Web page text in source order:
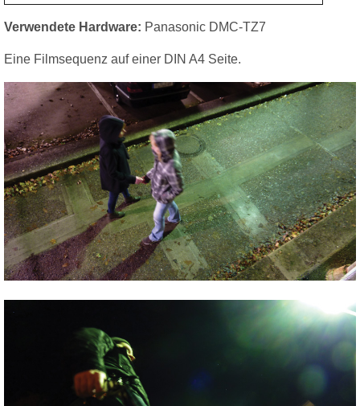
Verwendete Hardware: Panasonic DMC-TZ7
Eine Filmsequenz auf einer DIN A4 Seite.